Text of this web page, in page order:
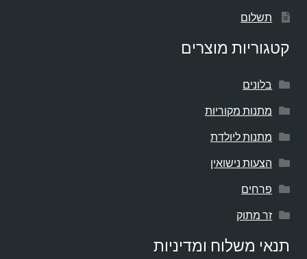
תשלום
קטגוריות מוצרים
בלונים
מתנות מקוריות
מתנות ליולדת
הצעות נישואין
פרחים
זר מתוק
תנאי משלוח ומדיניות